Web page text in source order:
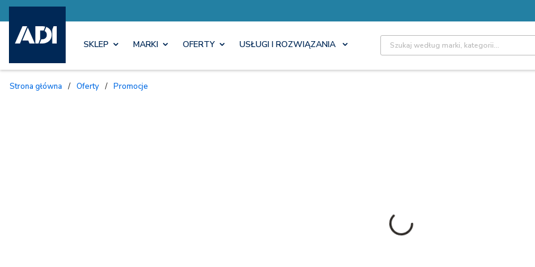
SKLEP MARKI OFERTY USŁUGI I ROZWIĄZANIA Site Search
Strona główna / Oferty / Promocje